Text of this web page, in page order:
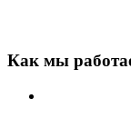
Как мы